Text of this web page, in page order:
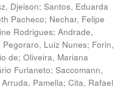
Djeison; Santos, Eduarda
Pacheco; Nechar, Felipe
Rodrigues; Andrade,
Pegoraro, Luiz Nunes; Forin,
de; Oliveira, Mariana
Furlaneto; Saccomann,
Arruda, Pamella; Cita, Rafael